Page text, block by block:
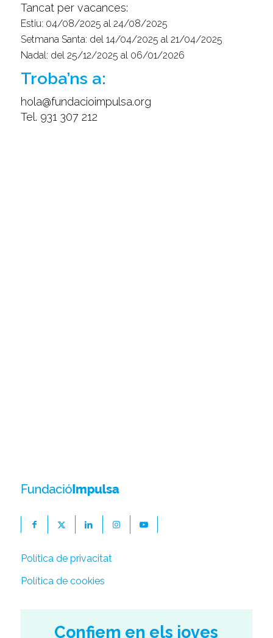
Tancat per vacances:
Estiu: 04/08/2025 al 24/08/2025
Setmana Santa: del 14/04/2025 al 21/04/2025
Nadal: del 25/12/2025 al 06/01/2026
Troba’ns a:
hola@fundacioimpulsa.org
Tel. 931 307 212
Política de privacitat
Política de cookies
Confiem en els joves